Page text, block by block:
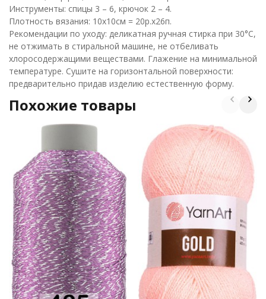
Инструменты: спицы 3 – 6, крючок 2 – 4.
Плотность вязания: 10х10см = 20р.х26п.
Рекомендации по уходу: деликатная ручная стирка при 30°С,
не отжимать в стиральной машине, не отбеливать
хлоросодержащими веществами. Глажение на минимальной
температуре. Сушите на горизонтальной поверхности:
предварительно придав изделию естественную форму.
Похожие товары